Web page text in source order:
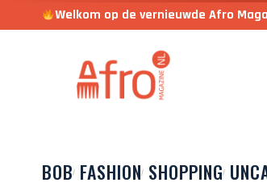
Welkom op de vernieuwde Afro
BOB FASHION SHOPPING